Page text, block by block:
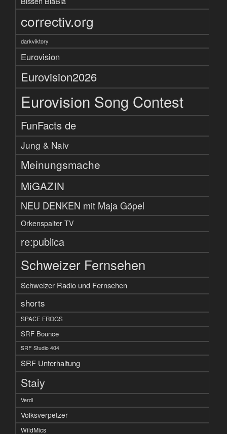
correctiv.org
darkviktory
Eurovision
Eurovision2026
Eurovision Song Contest
FunFacts de
Jung & Naiv
Meinungsmache
MiGAZIN
NEU DENKEN mit Maja Göpel
Orkenspalter TV
re:publica
Schweizer Fernsehen
Schweizer Radio und Fernsehen
shorts
SPACE FROGS
SRF Bounce
SRF Studio 404
SRF Unterhaltung
Staiy
Verdi
Volksverpetzer
WildMics